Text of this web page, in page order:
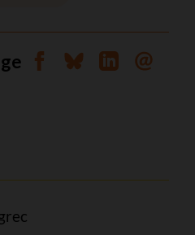
Partager sur Facebook
Partager sur
Partager sur